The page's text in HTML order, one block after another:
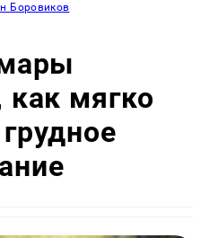
Боровиков
как мягко